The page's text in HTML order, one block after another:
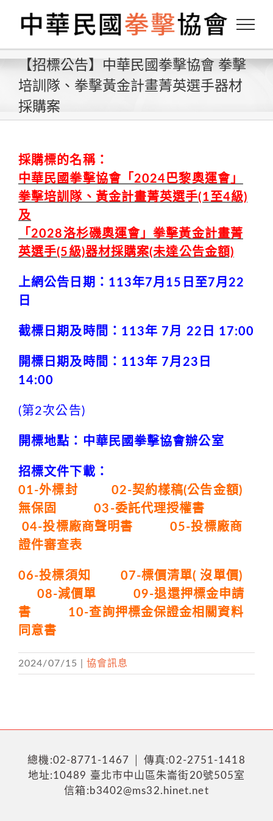
content
【招標公告】中華民國拳擊協會 拳擊
培訓隊、拳擊黃金計畫菁英選手器材
採購案
採購標的名稱：
中華民國拳擊協會「2024巴黎奧運會」
拳擊培訓隊、黃金計畫菁英選手(1至4級)
及
「2028洛杉磯奧運會」拳擊黃金計畫菁
英選手(5級)器材採購案(未達公告金額)
上網公告日期： 113年7月15日至7月22
日
截標日期及時間：113年 7月 22日 17:00
開標日期及時間： 113年 7月23日
14:00
(第2次公告)
開標地點：中華民國拳擊協會辦公室
招標文件下載：
01-外標封
02-契約樣稿(公告金額)
無保固
03-委託代理授權書
04-投標廠商聲明書
05-投標廠商
證件審查表
06-投標須知
07-標價清單( 沒單價)
08-減價單
09-退還押標金申請
書
10-查詢押標金保證金相關資料
同意書
2024/07/15 協會訊息
總機:02-8771-1467 │ 傳真:02-2751-1418
地址:10489 臺北市中山區朱崙街20號505室
信箱:b3402@ms32.hinet.net